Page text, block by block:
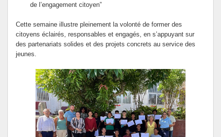
de l’engagement citoyen”
Cette semaine illustre pleinement la volonté de former des
citoyens éclairés, responsables et engagés, en s’appuyant sur
des partenariats solides et des projets concrets au service des
jeunes.